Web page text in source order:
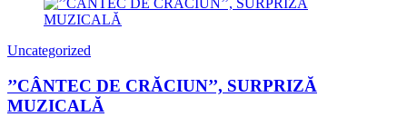
Uncategorized
’’CÂNTEC DE CRĂCIUN’’, SURPRIZĂ
MUZICALĂ